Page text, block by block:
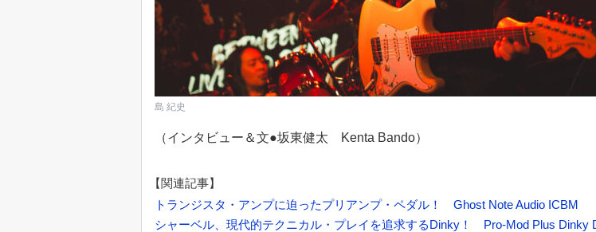
島 紀史
（インタビュー＆文●坂東健太 Kenta Bando）
【関連記事】
トランジスタ・アンプに迫ったプリアンプ・ペダル！ Ghost Note Audio ICBM
シャーベル、現代的テクニカル・プレイを追求するDinky！ Pro-Mod Plus Dinky